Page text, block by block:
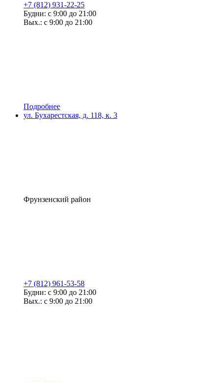
+7 (812) 931-22-25
Будни: с 9:00 до 21:00
Вых.: с 9:00 до 21:00
Подробнее
ул. Бухарестская, д. 118, к. 3
Фрунзенский район
+7 (812) 961-53-58
Будни: с 9:00 до 21:00
Вых.: с 9:00 до 21:00